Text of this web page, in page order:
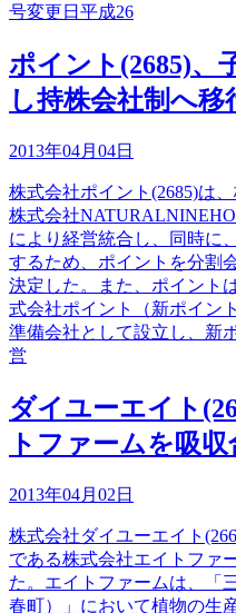
号変更日平成26
ポイント(2685)、
し持株会社制へ移
2013年04月04日
株式会社ポイント(2685)は
株式会社
により経営統合し、同時に
するため、ポイントを分割
決定した。また、ポイント
式会社ポイント（新ポイン
準備会社として設立し、新
営
ダイユーエイト
トファームを吸収
2013年04月02日
株式会社ダイユーエイト
である株式会社エイトファ
た。エイトファームは、「
春町）」において植物の生